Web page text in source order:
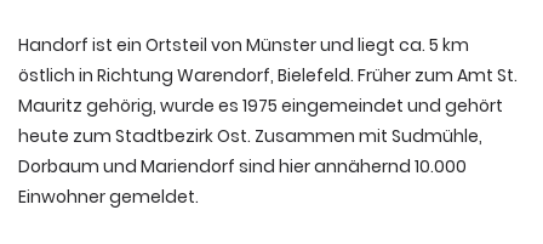
Handorf ist ein Ortsteil von Münster und liegt ca. 5 km
östlich in Richtung Warendorf, Bielefeld. Früher zum Amt St.
Mauritz gehörig, wurde es 1975 eingemeindet und gehört
heute zum Stadtbezirk Ost. Zusammen mit Sudmühle,
Dorbaum und Mariendorf sind hier annähernd 10.000
Einwohner gemeldet.